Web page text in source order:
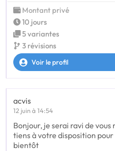
Montant privé
10 jours
5 variantes
3 révisions
Voir le profil
acvis
12 juin à 14:54
Bonjour, je serai ravi de
tiens à votre disposition
bientôt